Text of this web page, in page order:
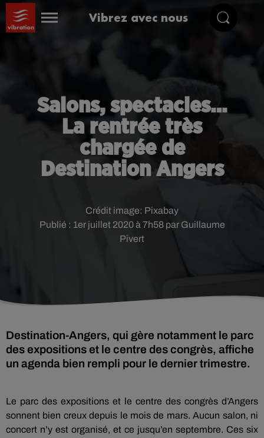
Vibrez avec nous
Salons, spectacles…
La rentrée très
chargée de
Destination Angers
Publié : 1er juillet 2020 à 7h58 par Guillaume
Pivert
Crédit image: Pixabay
Destination-Angers, qui gère notamment le parc
des expositions et le centre des congrès, affiche
un agenda bien rempli pour le dernier trimestre.
Le parc des expositions et le centre des congrès d’Angers
sonnent bien creux depuis le mois de mars. Aucun salon, ni
concert n’y est organisé, et ce jusqu’en septembre. Ces six